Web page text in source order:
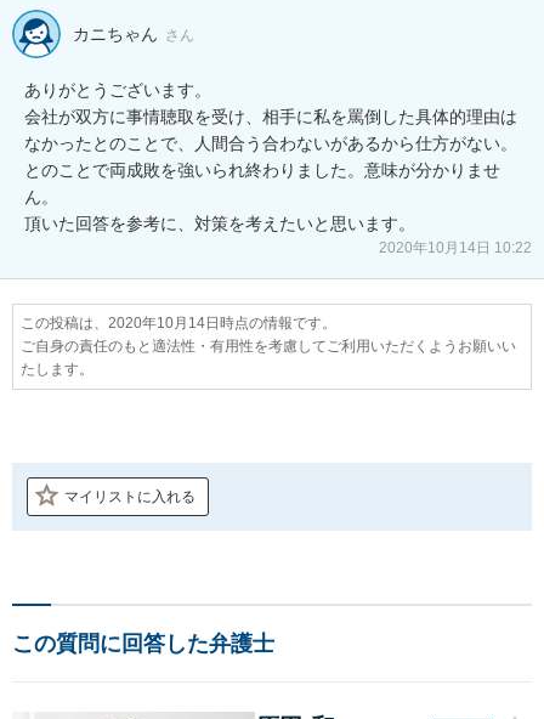
カニちゃん さん
ありがとうございます。
会社が双方に事情聴取を受け、相手に私を罵倒した具体的理由は
なかったとのことで、人間合う合わないがあるから仕方がない。
とのことで両成敗を強いられ終わりました。意味が分かりませ
ん。
頂いた回答を参考に、対策を考えたいと思います。
2020年10月14日 10:22
この投稿は、2020年10月14日時点の情報です。
ご自身の責任のもと適法性・有用性を考慮してご利用いただくようお願いい
たします。
マイリストに入れる
この質問に回答した弁護士